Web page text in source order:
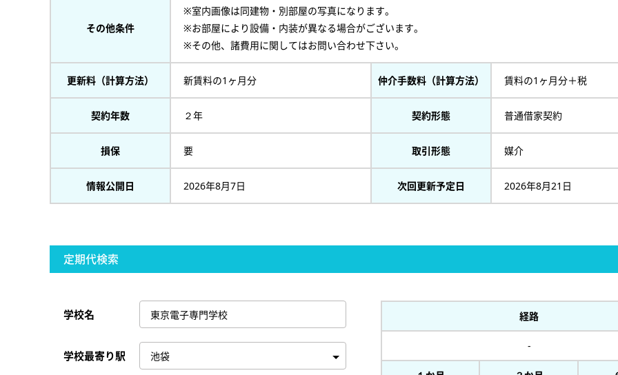
その他条件
※室内画像は同建物・別部屋の写真になります。
※お部屋により設備・内装が異なる場合がございます。
※その他、諸費用に関してはお問い合わせ下さい。
更新料（計算方法） 新賃料の1ヶ月分 仲介手数料（計算方法） 賃料の1ヶ月分＋税
契約年数 ２年 契約形態 普通借家契約
損保 要 取引形態 媒介
情報公開日 2026年8月7日 次回更新予定日 2026年8月21日
定期代検索
学校名
学校最寄り駅
経路
-